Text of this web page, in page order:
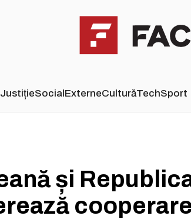
JustițieSocialExterneCulturăTechSport
și